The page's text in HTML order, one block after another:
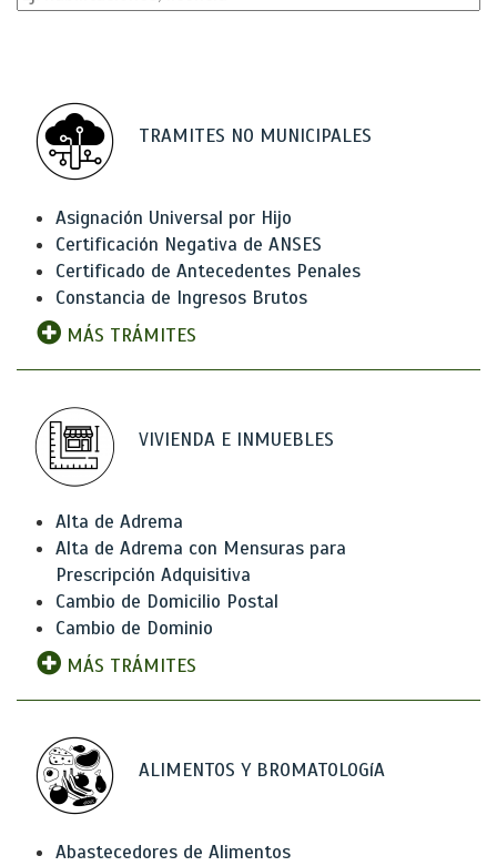
TRAMITES NO MUNICIPALES
Asignación Universal por Hijo
Certificación Negativa de ANSES
Certificado de Antecedentes Penales
Constancia de Ingresos Brutos
MÁS TRÁMITES
VIVIENDA E INMUEBLES
Alta de Adrema
Alta de Adrema con Mensuras para
Prescripción Adquisitiva
Cambio de Domicilio Postal
Cambio de Dominio
MÁS TRÁMITES
ALIMENTOS Y BROMATOLOGíA
Abastecedores de Alimentos